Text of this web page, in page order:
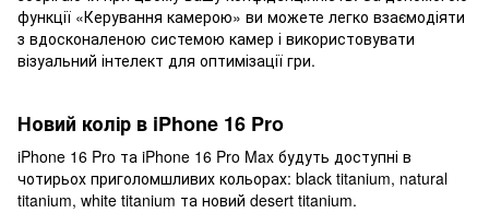
функції «Керування камерою» ви можете легко взаємодіяти
з вдосконаленою системою камер і використовувати
візуальний інтелект для оптимізації гри.
Новий колір в iPhone 16 Pro
iPhone 16 Pro та iPhone 16 Pro Max будуть доступні в
чотирьох приголомшливих кольорах: black titanium, natural
titanium, white titanium та новий desert titanium.